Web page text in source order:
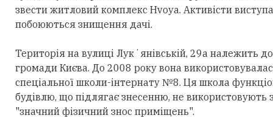
звести житловий комплекс Hvoya. Активісти
побоюються знищення дачі.
Територія на вулиці Лукʼянівській, 29а належить
громади Києва. До 2008 року вона
спеціальної школи-інтернату №8. Ця школа
будівлю, що підлягає знесенню, не використовують
"значний фізичний знос приміщень".